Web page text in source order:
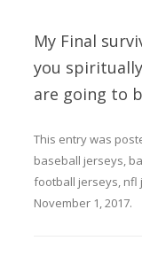
My Final
you
are going to
This entry was
baseball jerseys,
football jerseys, nfl
November 1, 2017.